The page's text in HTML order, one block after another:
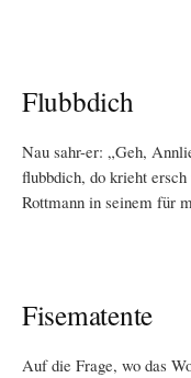
Flubbdich
Nau sahr-er: „Geh,
flubbdich, do krieht
Rottmann in seinem für
Fisematente
Auf die Frage, wo das